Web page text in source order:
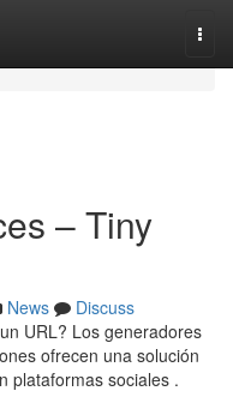
– Tiny
News
Discuss
URL? Los generadores
ofrecen una solución
plataformas sociales .